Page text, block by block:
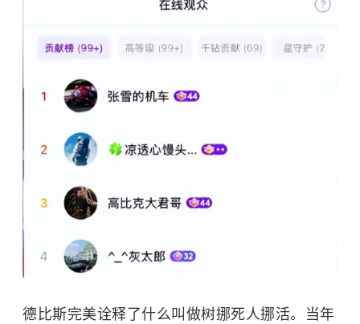
德比斯完美诠释了什么叫做树挪死人挪活。当年